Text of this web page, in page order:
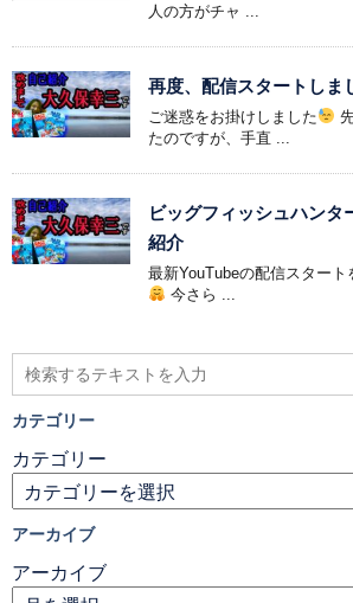
人の方がチャ ...
再度、配信スタートしま
ご迷惑をお掛けしました
たのですが、手直 ...
ビッグフィッシュハンタ
紹介
最新YouTubeの配信スタート
今さら ...
カテゴリー
カテゴリー
アーカイブ
アーカイブ